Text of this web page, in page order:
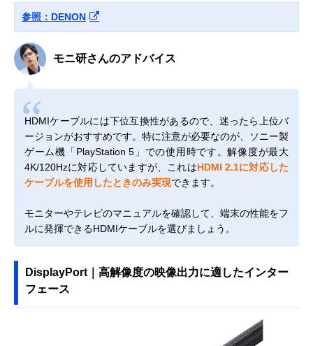
参照：DENON
モニ研さんのアドバイス
HDMIケーブルには下位互換性があるので、迷ったら上位バ
ージョンがおすすめです。特に注意が必要なのが、ソニー製
ゲーム機「PlayStation 5」での使用時です。解像度が最大
4K/120Hzに対応していますが、これはHDMI 2.1に対応した
ケーブルを使用したときのみ実現できます。
モニターやテレビのマニュアルを確認して、端末の性能をフ
ルに発揮できるHDMIケーブルを選びましょう。
DisplayPort｜高解像度の映像出力に適したインター
フェース